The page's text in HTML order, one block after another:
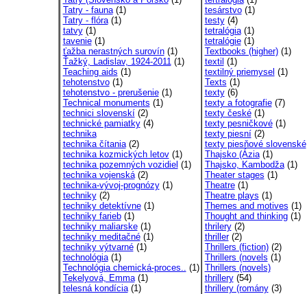
Tatry - fauna(1)
Tatry - flóra(1)
tatvy(1)
tavenie(1)
ťažba nerastných surovín(1)
Ťažký, Ladislav, 1924-2011(1)
Teaching aids (1)
tehotenstvo(1)
tehotenstvo - prerušenie(1)
Technical monuments (1)
technici slovenskí(2)
technické pamiatky(4)
technika
technika čítania(2)
technika kozmických letov(1)
technika pozemných vozidiel (1)
technika vojenská(2)
technika-vývoj-prognózy(1)
techniky(2)
techniky detektívne(1)
techniky farieb(1)
techniky maliarske(1)
techniky meditačné(1)
techniky výtvarné(1)
technológia(1)
Technológia chemická-proces.. (1)
Tekelyová, Emma(1)
telesná kondícia(1)
tesárstvo(1)
testy(4)
tetralógia(1)
tetralógie(1)
Textbooks (higher)(1)
textil (1)
textilný priemysel (1)
Texts (1)
texty(6)
texty a fotografie(7)
texty české(1)
texty pesničkové(1)
texty piesní(2)
texty piesňové slovenské
Thajsko (Ázia(1)
Thajsko, Kambodža(1)
Theater stages (1)
Theatre(1)
Theatre plays (1)
Themes and motives (1)
Thought and thinking(1)
thrilery(2)
thriller(2)
Thrillers (fiction)(2)
Thrillers (novels (1)
Thrillers (novels)
thrillery(54)
thrillery (romány(3)